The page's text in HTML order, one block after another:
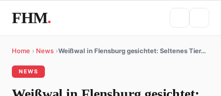
FHM.
Home › News ›Weißwal in Flensburg gesichtet: Seltenes Tier…
NEWS